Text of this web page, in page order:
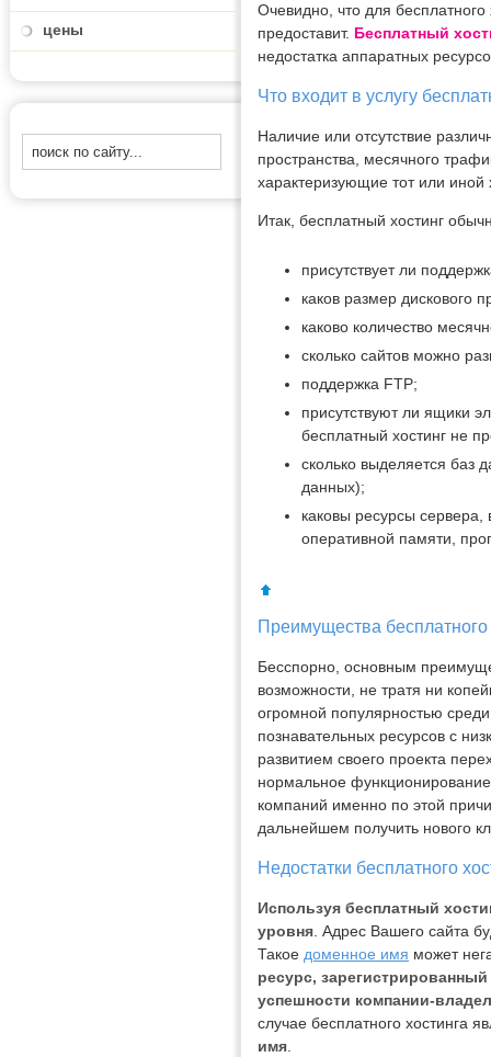
цены
Очевидно, что для
предоставит. Бесплатный
недостатка аппаратных
Что входит в услугу
Наличие или отсутствие
пространства, месячного
характеризующие тот или иной
Итак, бесплатный хостинг
присутствует ли
каков размер дискового
каково количество
сколько сайтов можно
поддержка FTP;
присутствуют ли ящики
бесплатный хостинг не
сколько выделяется баз
данных);
каковы ресурсы
оперативной памяти,
Преимущества бесплатного
Бесспорно, основным
возможности, не тратя ни
огромной популярностью
познавательных ресурсов с
развитием своего проекта
нормальное
компаний именно по этой
дальнейшем получить нового
Недостатки бесплатного
Используя бесплатный
уровня. Адрес Вашего сайта
Такое доменное имя может
ресурс,
успешности компании-
случае бесплатного хостинга
имя.